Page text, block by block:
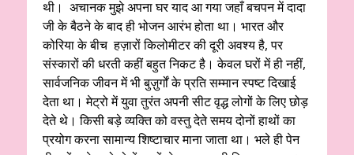
थी। अचानक मुझे अपना घर याद आ गया जहाँ बचपन में दादा
जी के बैठने के बाद ही भोजन आरंभ होता था। भारत और
कोरिया के बीच हज़ारों किलोमीटर की दूरी अवश्य है, पर
संस्कारों की धरती कहीं बहुत निकट है। केवल घरों में ही नहीं,
सार्वजनिक जीवन में भी बुज़ुर्गों के प्रति सम्मान स्पष्ट दिखाई
देता था। मेट्रो में युवा तुरंत अपनी सीट वृद्ध लोगों के लिए छोड़
देते थे। किसी बड़े व्यक्ति को वस्तु देते समय दोनों हाथों का
प्रयोग करना सामान्य शिष्टाचार माना जाता था। भले ही पेन